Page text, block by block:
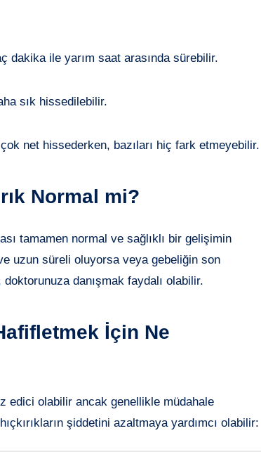
dakika ile yarım saat arasında sürebilir.
sık hissedilebilir.
çok net hissederken, bazıları hiç fark etmeyebilir.
Normal mi?
tamamen normal ve sağlıklı bir gelişimin
uzun süreli oluyorsa veya gebeliğin son
danışmak faydalı olabilir.
İçin Ne
edici olabilir ancak genellikle müdahale
şiddetini azaltmaya yardımcı olabilir: